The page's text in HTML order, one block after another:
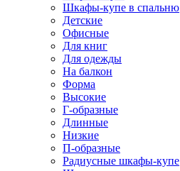
Шкафы-купе в спальню
Детские
Офисные
Для книг
Для одежды
На балкон
Форма
Высокие
Г-образные
Длинные
Низкие
П-образные
Радиусные шкафы-купе